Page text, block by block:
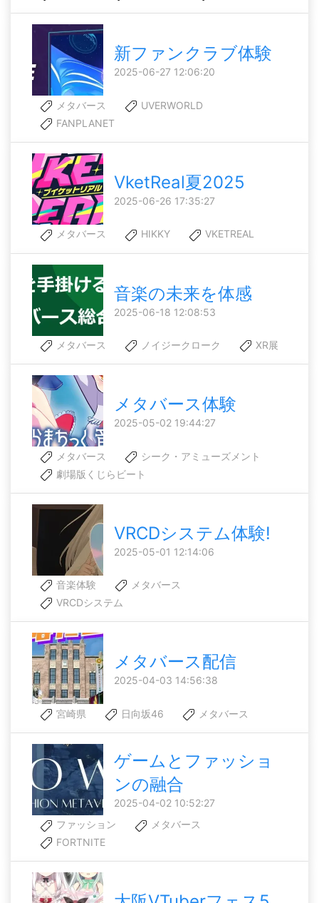
新ファンクラブ体験
2025-06-27 12:06:20
メタバース
UVERWORLD
FANPLANET
VketReal夏2025
2025-06-26 17:35:27
メタバース HIKKY VKETREAL
音楽の未来を体感
2025-06-18 12:08:53
メタバース ノイジークローク XR展
メタバース体験
2025-05-02 19:44:27
メタバース
シーク・アミューズメント
劇場版くじらビート
VRCDシステム体験!
2025-05-01 12:14:06
音楽体験
メタバース
VRCDシステム
メタバース配信
2025-04-03 14:56:38
宮崎県 日向坂46 メタバース
ゲームとファッショ
ンの融合
2025-04-02 10:52:27
ファッション
メタバース
FORTNITE